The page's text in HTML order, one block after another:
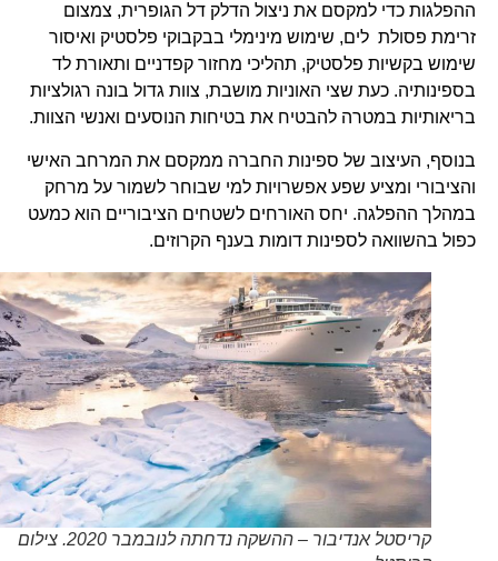
ההפלגות כדי למקסם את ניצול הדלק דל הגופרית, צמצום
זרימת פסולת לים, שימוש מינימלי בבקבוקי פלסטיק ואיסור
שימוש בקשיות פלסטיק, תהליכי מחזור קפדניים ותאורת לד
בספינותיה. כעת שצי האוניות מושבת, צוות גדול בונה רגולציות
בריאותיות במטרה להבטיח את בטיחות הנוסעים ואנשי הצוות.
בנוסף, העיצוב של ספינות החברה ממקסם את המרחב האישי
והציבורי ומציע שפע אפשרויות למי שבוחר לשמור על מרחק
במהלך ההפלגה. יחס האורחים לשטחים הציבוריים הוא כמעט
כפול בהשוואה לספינות דומות בענף הקרוזים.
קריסטל אנדיבור – ההשקה נדחתה לנובמבר 2020. צילום